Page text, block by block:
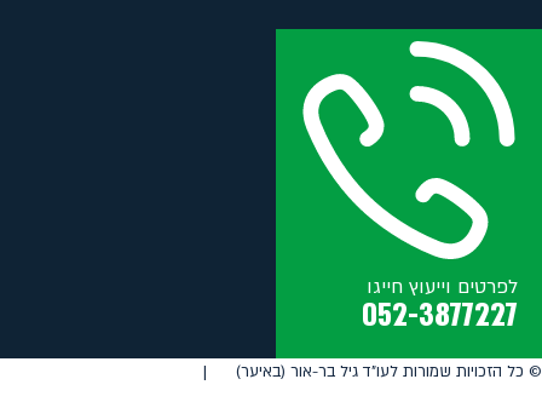
לפרטים וייעוץ חייגו
052-3877227
©️ כל הזכויות שמורות לעו"ד גיל בר-אור (באיער) |